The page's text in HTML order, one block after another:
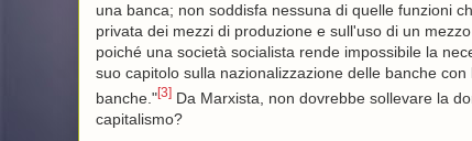
una banca; non soddisfa nessuna di quelle funzioni
privata dei mezzi di produzione e sull'uso di un
poiché una società socialista rende impossibile la
suo capitolo sulla nazionalizzazione delle banche
banche."[3]Da Marxista, non dovrebbe sollevare la
capitalismo?